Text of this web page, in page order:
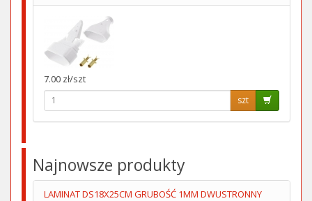
7.00 zł/szt
szt
Najnowsze produkty
LAMINAT DS18X25CM GRUBOŚĆ 1MM DWUSTRONNY